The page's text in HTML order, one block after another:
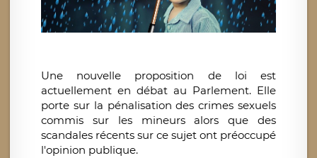
Une nouvelle proposition de loi est
actuellement en débat au Parlement. Elle
porte sur la pénalisation des crimes sexuels
commis sur les mineurs alors que des
scandales récents sur ce sujet ont préoccupé
l'opinion publique.